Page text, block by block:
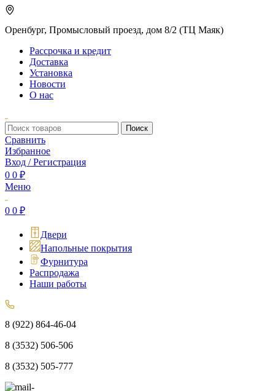
Оренбург, Промысловый проезд, дом 8/2 (ТЦ Маяк)
Рассрочка и кредит
Доставка
Установка
Новости
О нас
Поиск
Сравнить
Избранное
Вход / Регистрация
0 0 ₽
Меню
0 0 ₽
Двери
Напольные покрытия
Фурнитура
Распродажа
Наши работы
8 (922) 864-46-04
8 (3532) 506-506
8 (3532) 505-777